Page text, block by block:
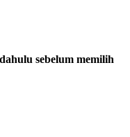
sebelum memilih